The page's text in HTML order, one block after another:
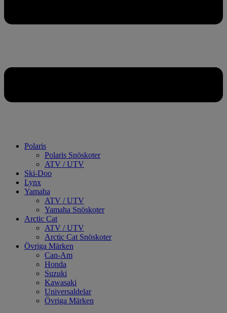
Polaris
Polaris Snöskoter
ATV / UTV
Ski-Doo
Lynx
Yamaha
ATV / UTV
Yamaha Snöskoter
Arctic Cat
ATV / UTV
Arctic Cat Snöskoter
Övriga Märken
Can-Am
Honda
Suzuki
Kawasaki
Universaldelar
Övriga Märken